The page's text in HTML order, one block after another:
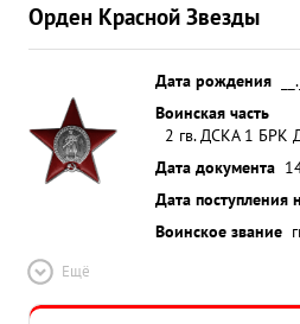
Орден Красной Звезды
Дата рождения
Воинская часть
2 гв. ДСКА 1
Дата документа
Дата поступления
Воинское звание
Ещё